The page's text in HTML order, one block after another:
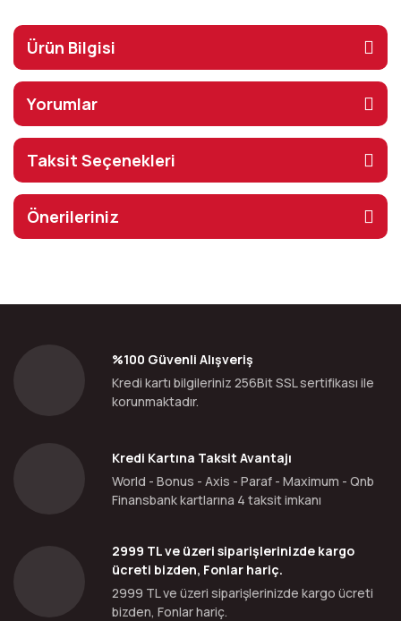
Ürün Bilgisi
Yorumlar
Taksit Seçenekleri
Önerileriniz
%100 Güvenli Alışveriş
Kredi kartı bilgileriniz 256Bit SSL sertifikası ile
korunmaktadır.
Kredi Kartına Taksit Avantajı
World - Bonus - Axis - Paraf - Maximum - Qnb
Finansbank kartlarına 4 taksit imkanı
2999 TL ve üzeri siparişlerinizde kargo
ücreti bizden, Fonlar hariç.
2999 TL ve üzeri siparişlerinizde kargo ücreti
bizden, Fonlar hariç.